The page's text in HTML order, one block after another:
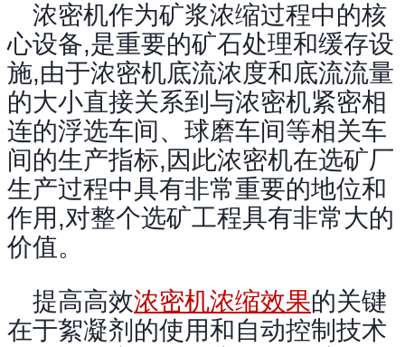
浓密机作为矿浆浓缩过程中的核
心设备,是重要的矿石处理和缓存设
施,由于浓密机底流浓度和底流流量
的大小直接关系到与浓密机紧密相
连的浮选车间、球磨车间等相关车
间的生产指标,因此浓密机在选矿厂
生产过程中具有非常重要的地位和
作用,对整个选矿工程具有非常大的
价值。
提高高效浓密机浓缩效果的关键
在于絮凝剂的使用和自动控制技术